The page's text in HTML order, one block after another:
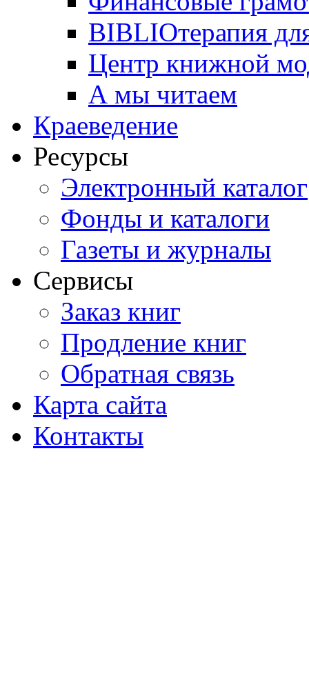
BIBLIOтерапия
Центр книжной
А мы читаем
Краеведение
Ресурсы
Электронный каталог
Фонды и каталоги
Газеты и журналы
Сервисы
Заказ книг
Продление книг
Обратная связь
Карта сайта
Контакты